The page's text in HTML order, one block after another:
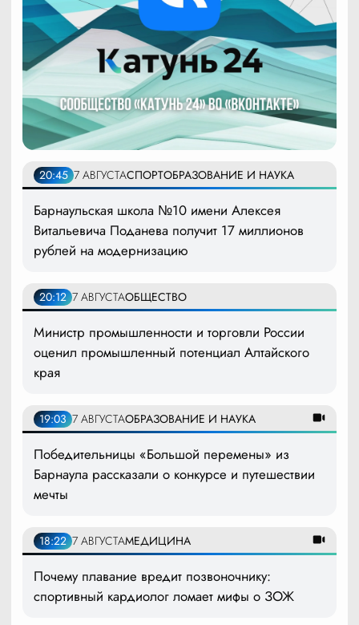
20:45 7 АВГУСТАСПОРТОБРАЗОВАНИЕ И НАУКА
Барнаульская школа №10 имени Алексея
Витальевича Поданева получит 17 миллионов
рублей на модернизацию
20:12 7 АВГУСТАОБЩЕСТВО
Министр промышленности и торговли России
оценил промышленный потенциал Алтайского
края
19:03 7 АВГУСТАОБРАЗОВАНИЕ И НАУКА
Победительницы «Большой перемены» из
Барнаула рассказали о конкурсе и путешествии
мечты
18:22 7 АВГУСТАМЕДИЦИНА
Почему плавание вредит позвоночнику:
спортивный кардиолог ломает мифы о ЗОЖ